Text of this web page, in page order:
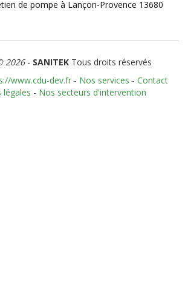
de pompe à Lançon-Provence 13680
2026- SANITEKTous droits réservés
www.cdu-dev.fr- Nos services - Contact
légales - Nos secteurs d'intervention